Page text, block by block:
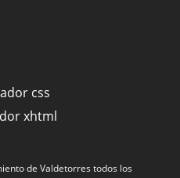
de Valdetorres todos los